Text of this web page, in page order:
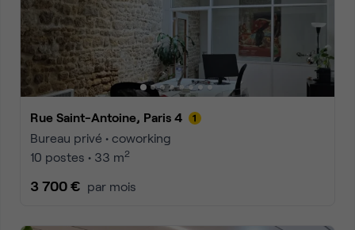
Rue Saint-Antoine, Paris 4
Bureau privé • coworking
10 postes • 33 m2
3 700 € par mois